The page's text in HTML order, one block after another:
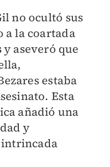
no ocultó sus
a la coartada
y aseveró que
estaba
Esta
añadió una
y